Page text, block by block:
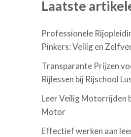
Laatste
Professionele
Pinkers: Veilig en
Transparante Prijzen
Rijlessen bij Rijschool
Leer Veilig Motorrijden
Motor
Effectief werken aan